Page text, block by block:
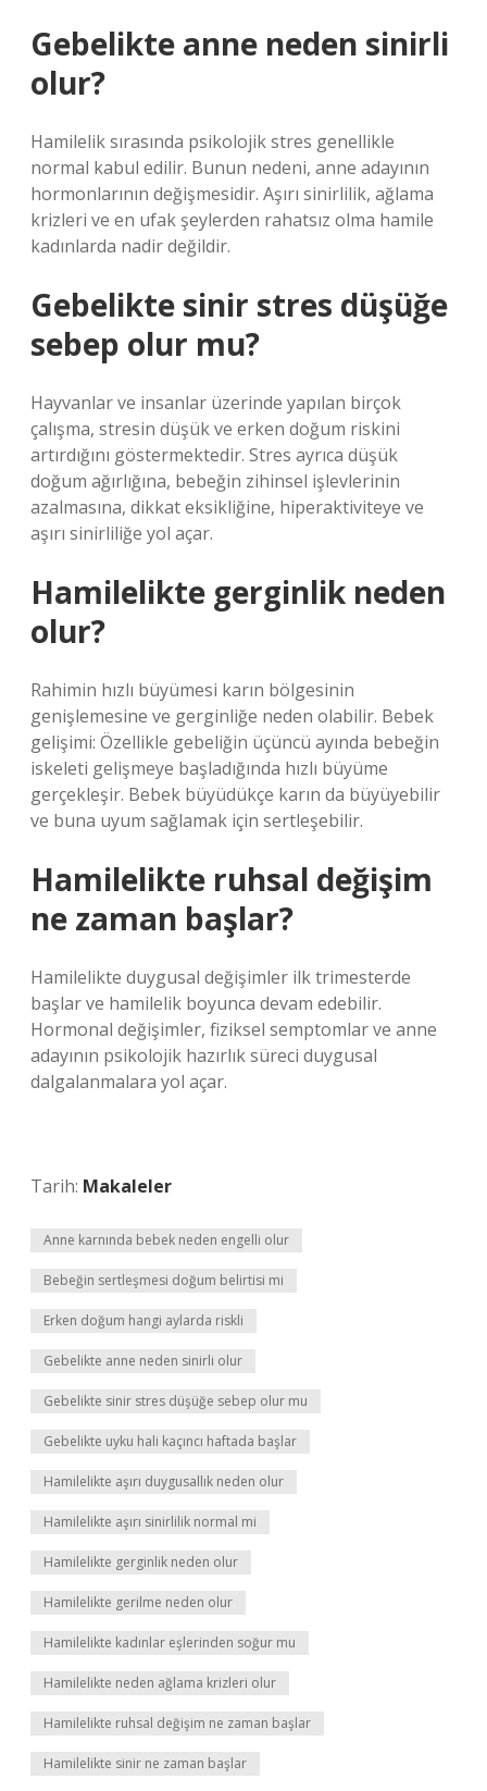
Gebelikte anne neden sinirli
olur?
Hamilelik sırasında psikolojik stres genellikle
normal kabul edilir. Bunun nedeni, anne adayının
hormonlarının değişmesidir. Aşırı sinirlilik, ağlama
krizleri ve en ufak şeylerden rahatsız olma hamile
kadınlarda nadir değildir.
Gebelikte sinir stres düşüğe
sebep olur mu?
Hayvanlar ve insanlar üzerinde yapılan birçok
çalışma, stresin düşük ve erken doğum riskini
artırdığını göstermektedir. Stres ayrıca düşük
doğum ağırlığına, bebeğin zihinsel işlevlerinin
azalmasına, dikkat eksikliğine, hiperaktiviteye ve
aşırı sinirliliğe yol açar.
Hamilelikte gerginlik neden
olur?
Rahimin hızlı büyümesi karın bölgesinin
genişlemesine ve gerginliğe neden olabilir. Bebek
gelişimi: Özellikle gebeliğin üçüncü ayında bebeğin
iskeleti gelişmeye başladığında hızlı büyüme
gerçekleşir. Bebek büyüdükçe karın da büyüyebilir
ve buna uyum sağlamak için sertleşebilir.
Hamilelikte ruhsal değişim
ne zaman başlar?
Hamilelikte duygusal değişimler ilk trimesterde
başlar ve hamilelik boyunca devam edebilir.
Hormonal değişimler, fiziksel semptomlar ve anne
adayının psikolojik hazırlık süreci duygusal
dalgalanmalara yol açar.
Tarih: Makaleler
Anne karnında bebek neden engelli olur
Bebeğin sertleşmesi doğum belirtisi mi
Erken doğum hangi aylarda riskli
Gebelikte anne neden sinirli olur
Gebelikte sinir stres düşüğe sebep olur mu
Gebelikte uyku hali kaçıncı haftada başlar
Hamilelikte aşırı duygusallık neden olur
Hamilelikte aşırı sinirlilik normal mi
Hamilelikte gerginlik neden olur
Hamilelikte gerilme neden olur
Hamilelikte kadınlar eşlerinden soğur mu
Hamilelikte neden ağlama krizleri olur
Hamilelikte ruhsal değişim ne zaman başlar
Hamilelikte sinir ne zaman başlar